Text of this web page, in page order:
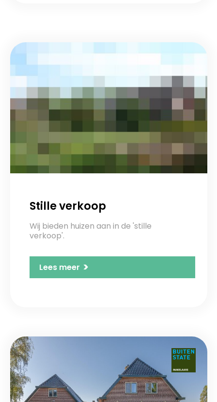
Stille verkoop
Wij bieden huizen aan in de 'stille
verkoop'.
Lees meer >